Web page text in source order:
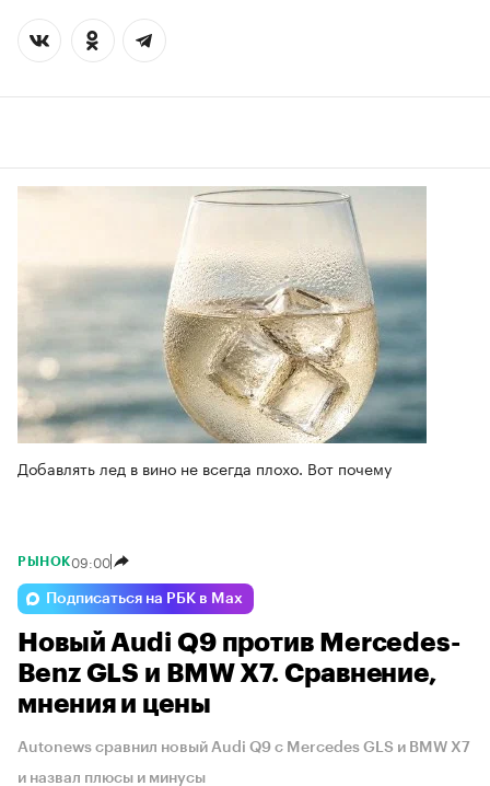
Добавлять лед в вино не всегда плохо. Вот почему
РЫНОК09:00
Подписаться на РБК в Max
Новый Audi Q9 против Mercedes-
Benz GLS и BMW X7. Сравнение,
мнения и цены
Autonews сравнил новый Audi Q9 с Mercedes GLS и BMW X7
и назвал плюсы и минусы